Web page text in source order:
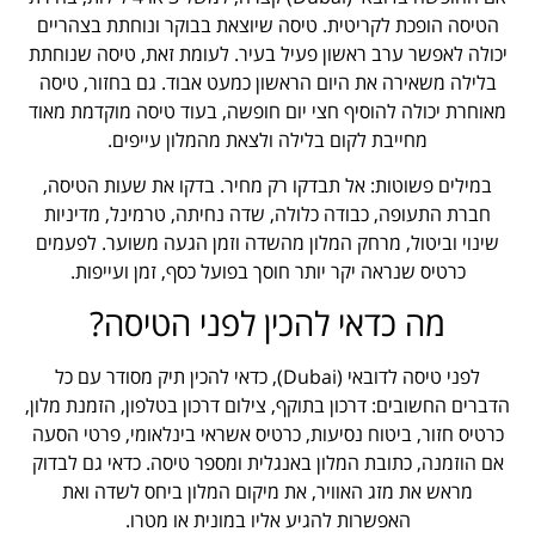
הטיסה הופכת לקריטית. טיסה שיוצאת בבוקר ונוחתת בצהריים
יכולה לאפשר ערב ראשון פעיל בעיר. לעומת זאת, טיסה שנוחתת
בלילה משאירה את היום הראשון כמעט אבוד. גם בחזור, טיסה
מאוחרת יכולה להוסיף חצי יום חופשה, בעוד טיסה מוקדמת מאוד
מחייבת לקום בלילה ולצאת מהמלון עייפים.
במילים פשוטות: אל תבדקו רק מחיר. בדקו את שעות הטיסה,
חברת התעופה, כבודה כלולה, שדה נחיתה, טרמינל, מדיניות
שינוי וביטול, מרחק המלון מהשדה וזמן הגעה משוער. לפעמים
כרטיס שנראה יקר יותר חוסך בפועל כסף, זמן ועייפות.
מה כדאי להכין לפני הטיסה?
לפני טיסה לדובאי (Dubai), כדאי להכין תיק מסודר עם כל
הדברים החשובים: דרכון בתוקף, צילום דרכון בטלפון, הזמנת מלון,
כרטיס חזור, ביטוח נסיעות, כרטיס אשראי בינלאומי, פרטי הסעה
אם הוזמנה, כתובת המלון באנגלית ומספר טיסה. כדאי גם לבדוק
מראש את מזג האוויר, את מיקום המלון ביחס לשדה ואת
האפשרות להגיע אליו במונית או מטרו.